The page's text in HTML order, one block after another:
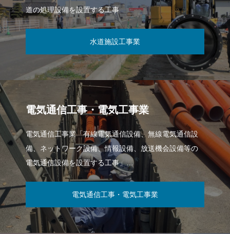
道の処理設備を設置する工事
水道施設工事業
電気通信工事・電気工事業
電気通信工事業「有線電気通信設備、無線電気通信設
備、ネットワーク設備、情報設備、放送機会設備等の
電気通信設備を設置する工事」
電気工事業「発電設備、変電設備、送配電設備、構内
電気設備等を設置する工事」電気通信工事・電気工事業